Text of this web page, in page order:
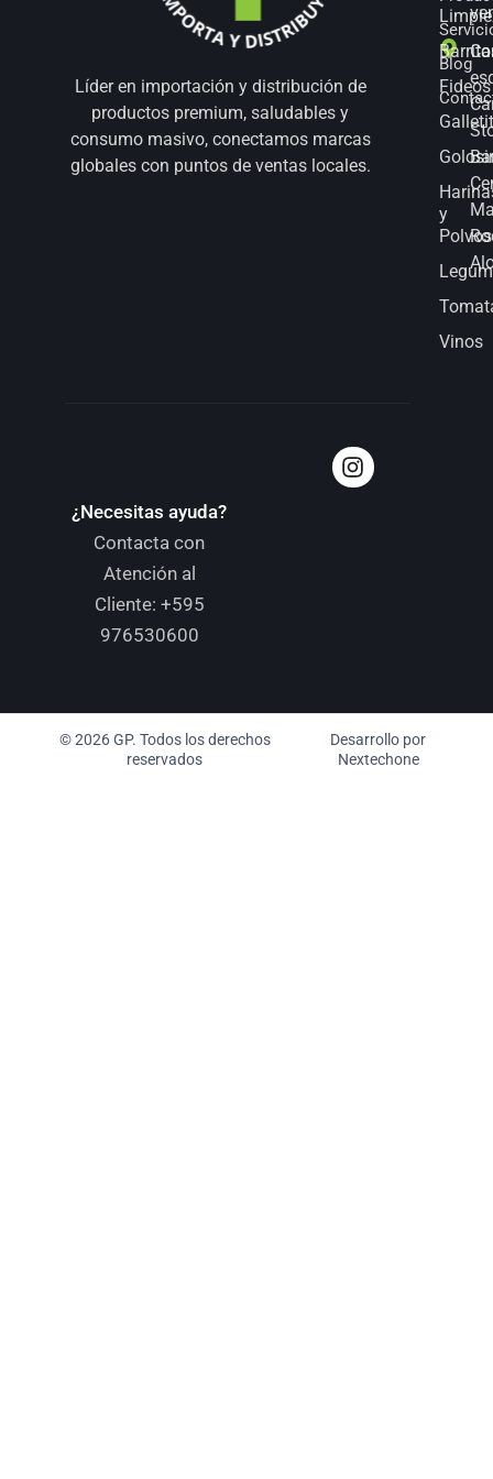
Líder en importación y distribución de
productos premium, saludables y
consumo masivo, conectamos marcas
globales con puntos de ventas locales.
Fideos
y
Polvos
Vinos
Blog
¿Necesitas ayuda?
Contacta con
Atención al
Cliente: +595
976530600
© 2026 GP. Todos los derechos
reservados
Desarrollo por
Nextechone